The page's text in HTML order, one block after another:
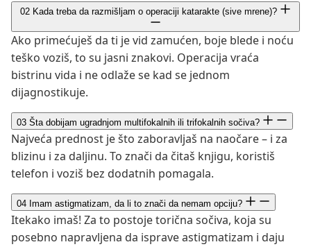
02 Kada treba da razmišljam o operaciji katarakte (sive mrene)?
Ako primećuješ da ti je vid zamućen, boje blede i noću
teško voziš, to su jasni znakovi. Operacija vraća
bistrinu vida i ne odlaže se kad se jednom
dijagnostikuje.
03 Šta dobijam ugradnjom multifokalnih ili trifokalnih sočiva?
Najveća prednost je što zaboravljaš na naočare – i za
blizinu i za daljinu. To znači da čitaš knjigu, koristiš
telefon i voziš bez dodatnih pomagala.
04 Imam astigmatizam, da li to znači da nemam opciju?
Itekako imaš! Za to postoje torična sočiva, koja su
posebno napravljena da isprave astigmatizam i daju